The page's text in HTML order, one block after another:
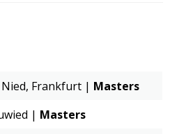
Frankfurt | Masters
| Masters